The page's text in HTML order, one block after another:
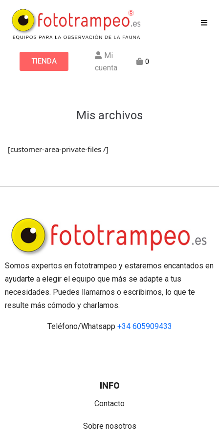
TIENDA
Mi
cuenta
0
Mis archivos
[customer-area-private-files /]
Somos expertos en fototrampeo y estaremos encantados en
ayudarte a elegir el equipo que más se adapte a tus
necesidades. Puedes llamarnos o escribirnos, lo que te
resulte más cómodo y charlamos.
Teléfono/Whatsapp +34 605909433
INFO
Contacto
Sobre nosotros